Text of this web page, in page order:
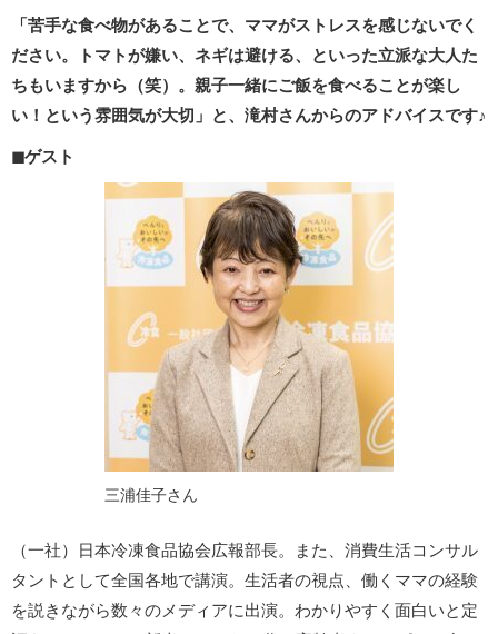
「苦手な食べ物があることで、ママがストレスを感じないでく
ださい。トマトが嫌い、ネギは避ける、といった立派な大人た
ちもいますから（笑）。親子一緒にご飯を食べることが楽し
い！という雰囲気が大切」と、滝村さんからのアドバイスです♪
◼ゲスト
三浦佳子さん
（一社）日本冷凍食品協会広報部長。また、消費生活コンサル
タントとして全国各地で講演。生活者の視点、働くママの経験
を説きながら数々のメディアに出演。わかりやすく面白いと定